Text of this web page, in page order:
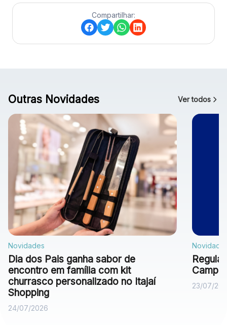
Compartilhar:
Outras Novidades Ver todos
Novidades
Dia dos Pais ganha sabor de
encontro em família com kit
churrasco personalizado no Itajaí
Shopping
24/07/2026
23/07/